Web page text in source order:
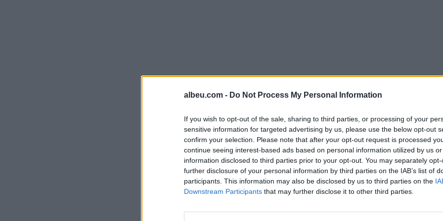
albeu.com - Do Not Process My Personal Information
If you wish to opt-out of the sale, sharing to third parties, or processing of your
sensitive information for targeted advertising by us, please use the below opt-out
confirm your selection. Please note that after your opt-out request is processed
continue seeing interest-based ads based on personal information utilized by us
information disclosed to third parties prior to your opt-out. You may separately
further disclosure of your personal information by third parties on the IAB’s list of
participants. This information may also be disclosed by us to third parties on the
Downstream Participants that may further disclose it to other third parties.